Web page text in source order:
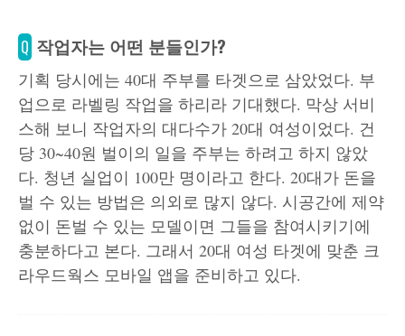
Q 작업자는 어떤 분들인가?
기획 당시에는 40대 주부를 타겟으로 삼았었다. 부
업으로 라벨링 작업을 하리라 기대했다. 막상 서비
스해 보니 작업자의 대다수가 20대 여성이었다. 건
당 30~40원 벌이의 일을 주부는 하려고 하지 않았
다. 청년 실업이 100만 명이라고 한다. 20대가 돈을
벌 수 있는 방법은 의외로 많지 않다. 시공간에 제약
없이 돈벌 수 있는 모델이면 그들을 참여시키기에
충분하다고 본다. 그래서 20대 여성 타겟에 맞춘 크
라우드웍스 모바일 앱을 준비하고 있다.